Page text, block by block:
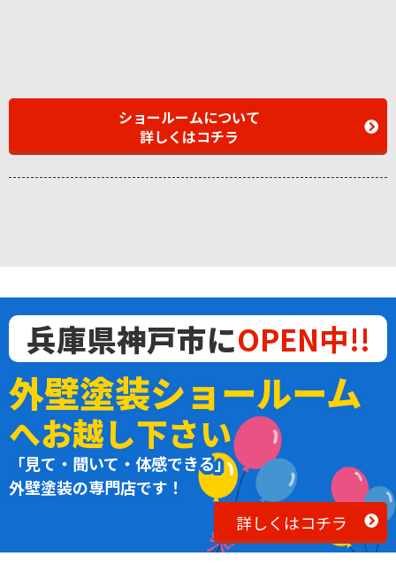
ショールームについて
詳しくはコチラ
兵庫県神戸市にOPEN中!!
外壁塗装ショールーム
へお越し下さい
「見て・聞いて・体感できる」
外壁塗装の専門店です！
詳しくはコチラ